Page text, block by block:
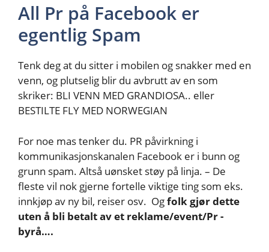
All Pr på Facebook er
egentlig Spam
Tenk deg at du sitter i mobilen og snakker med en
venn, og plutselig blir du avbrutt av en som
skriker: BLI VENN MED GRANDIOSA.. eller
BESTILTE FLY MED NORWEGIAN
For noe mas tenker du. PR påvirkning i
kommunikasjonskanalen Facebook er i bunn og
grunn spam. Altså uønsket støy på linja. – De
fleste vil nok gjerne fortelle viktige ting som eks.
innkjøp av ny bil, reiser osv. Ogfolk gjør dette
uten å bli betalt av et reklame/event/Pr -
byrå….